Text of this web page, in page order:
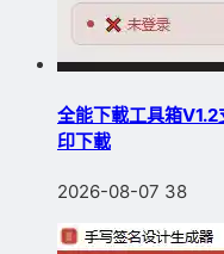
全能下載工具箱
印下載
2026-08-07 38